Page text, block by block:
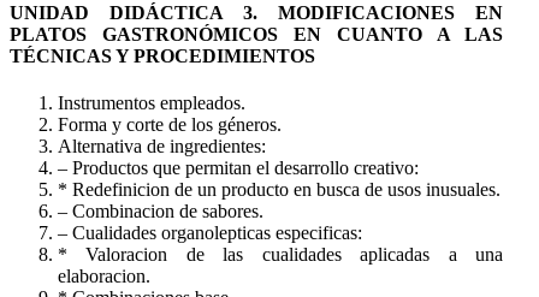
UNIDAD DIDÁCTICA 3. MODIFICACIONES EN
PLATOS GASTRONÓMICOS EN CUANTO A LAS
TÉCNICAS Y PROCEDIMIENTOS
Instrumentos empleados.
Forma y corte de los géneros.
Alternativa de ingredientes:
– Productos que permitan el desarrollo creativo:
* Redefinicion de un producto en busca de usos inusuales.
– Combinacion de sabores.
– Cualidades organolepticas especificas:
* Valoracion de las cualidades aplicadas a una
elaboracion.